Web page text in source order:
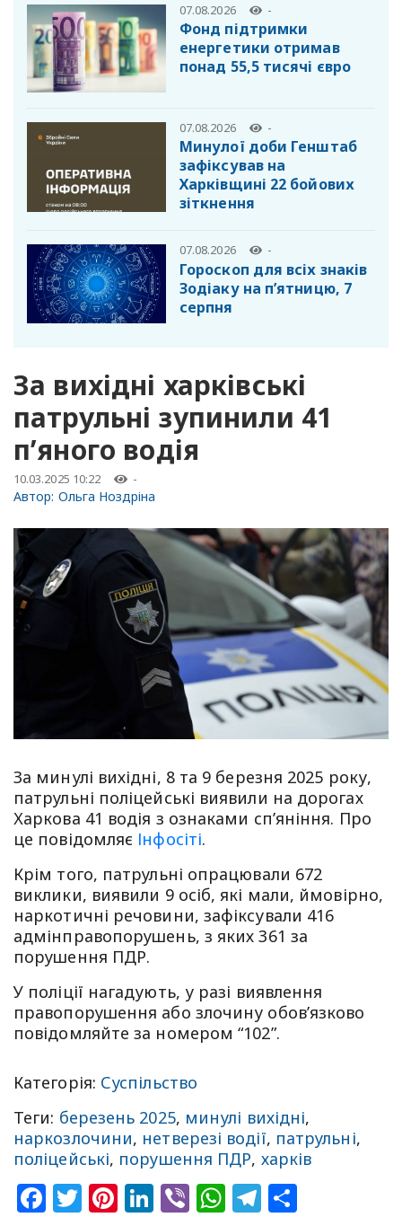
07.08.2026 -
Фонд підтримки
енергетики отримав
понад 55,5 тисячі євро
07.08.2026 -
Минулої доби Генштаб
зафіксував на
Харківщині 22 бойових
зіткнення
07.08.2026 -
Гороскоп для всіх знаків
Зодіаку на п’ятницю, 7
серпня
За вихідні харківські
патрульні зупинили 41
п’яного водія
10.03.2025 10:22 -
Автор: Ольга Ноздріна
За минулі вихідні, 8 та 9 березня 2025 року,
патрульні поліцейські виявили на дорогах
Харкова 41 водія з ознаками сп’яніння. Про
це повідомляє Інфосіті.
Крім того, патрульні опрацювали 672
виклики, виявили 9 осіб, які мали, ймовірно,
наркотичні речовини, зафіксували 416
адмінправопорушень, з яких 361 за
порушення ПДР.
У поліції нагадують, у разі виявлення
правопорушення або злочину обов’язково
повідомляйте за номером “102”.
Категорія: Суспільство
Теги: березень 2025, минулі вихідні,
наркозлочини, нетверезі водії, патрульні,
поліцейські, порушення ПДР, харків
Facebook
Twitter
Pinterest
LinkedIn
ViberWhatsApp
Telegram